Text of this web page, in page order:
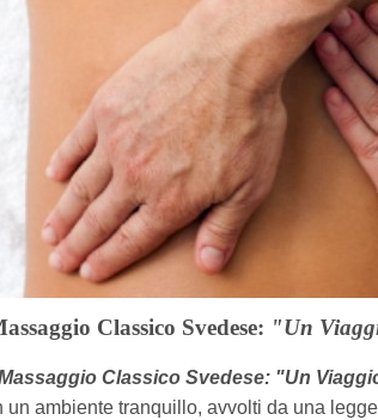
Classico Svedese: "Un
Classico Svedese: "Un
un ambiente tranquillo, avvolti da una